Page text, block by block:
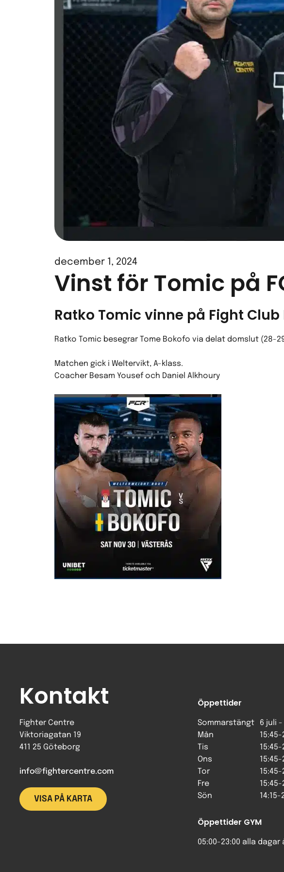
december 1, 2024
Vinst för Tomic på
Ratko Tomic vinne på Fight
Ratko Tomic besegrar Tome Bokofo via delat domslut (28-
Matchen gick i Weltervikt, A-klass.
Coacher Besam Yousef och Daniel Alkhoury
Kontakt
Fighter Centre
Viktoriagatan 19
411 25 Göteborg
info@fightercentre.com
VISA PÅ KARTA
Öppettider
Sommarstängt
6 juli
Mån
15:45-
Tis
15:45-
Ons
15:45-
Tor
15:45-
Fre
15:45-
Sön
14:15-
Öppettider GYM
05:00-23:00 alla